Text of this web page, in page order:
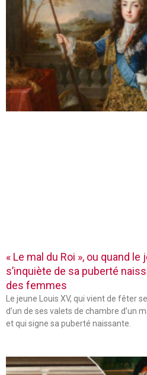
« Le mal du Roi », ou quand le
s’inquiète de sa puberté
des femmes
Le jeune Louis XV, qui vient de fêter
d’un de ses valets de chambre d’un
et qui signe sa puberté naissante.